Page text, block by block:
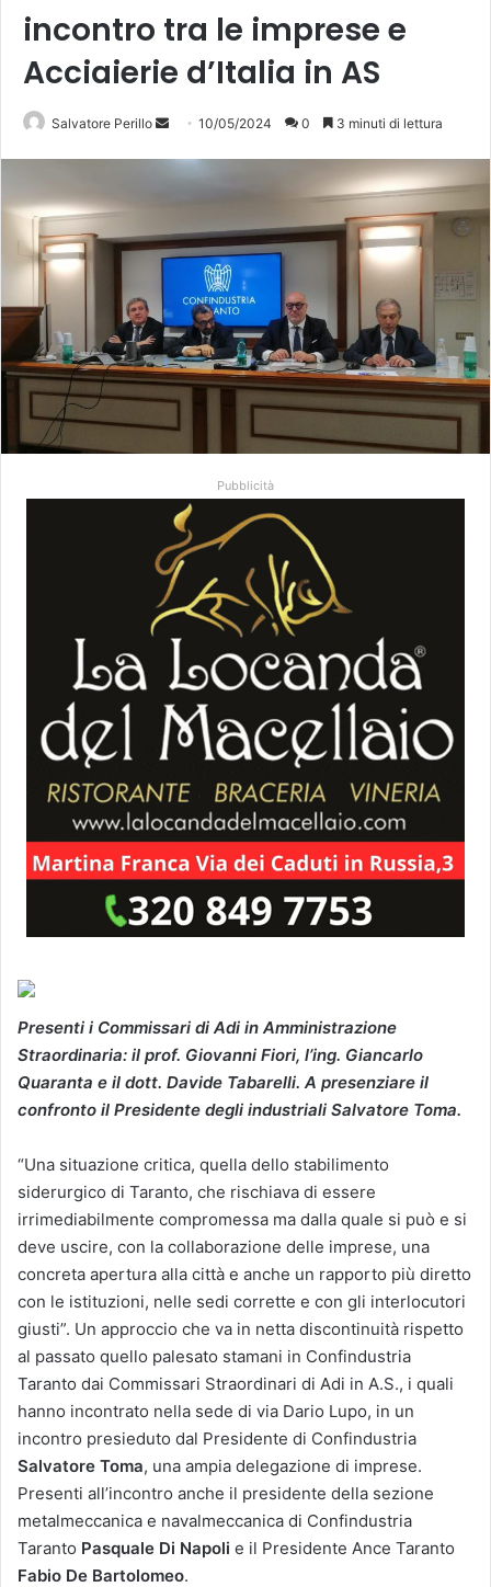
incontro tra le imprese e
Acciaierie d’Italia in AS
Salvatore Perillo
Invia 10/05/2024 0 3 minuti di lettura
Pubblicità
Presenti i Commissari di Adi in Amministrazione
Straordinaria: il prof. Giovanni Fiori, l’ing. Giancarlo
Quaranta e il dott. Davide Tabarelli. A presenziare il
confronto il Presidente degli industriali Salvatore Toma.
“Una situazione critica, quella dello stabilimento
siderurgico di Taranto, che rischiava di essere
irrimediabilmente compromessa ma dalla quale si può e si
deve uscire, con la collaborazione delle imprese, una
concreta apertura alla città e anche un rapporto più diretto
con le istituzioni, nelle sedi corrette e con gli interlocutori
giusti”. Un approccio che va in netta discontinuità rispetto
al passato quello palesato stamani in Confindustria
Taranto dai Commissari Straordinari di Adi in A.S., i quali
hanno incontrato nella sede di via Dario Lupo, in un
incontro presieduto dal Presidente di Confindustria
Salvatore Toma, una ampia delegazione di imprese.
Presenti all’incontro anche il presidente della sezione
metalmeccanica e navalmeccanica di Confindustria
Taranto Pasquale Di Napoli e il Presidente Ance Taranto
Fabio De Bartolomeo.